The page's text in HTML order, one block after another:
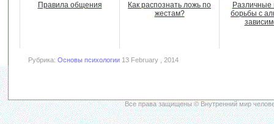
Правила общения
Как распознать ложь по
жестам?
Различные
борьбы с
Рубрика: Основы психологии 13 February , 2014
Все права защищены © Внутренний мир